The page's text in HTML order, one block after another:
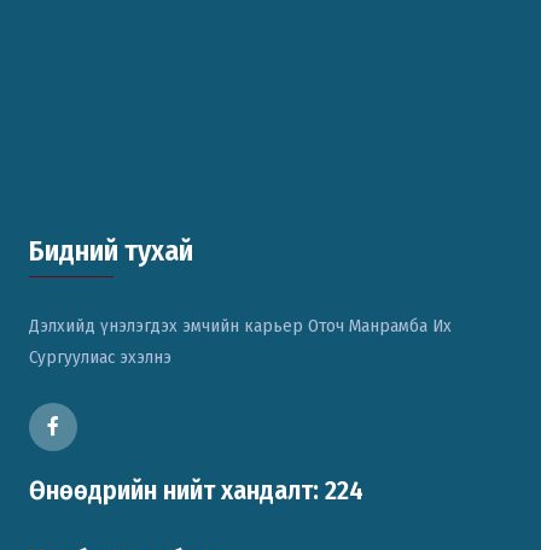
Бидний тухай
Дэлхийд үнэлэгдэх эмчийн карьер Оточ Манрамба Их
Сургуулиас эхэлнэ
Өнөөдрийн нийт хандалт: 224